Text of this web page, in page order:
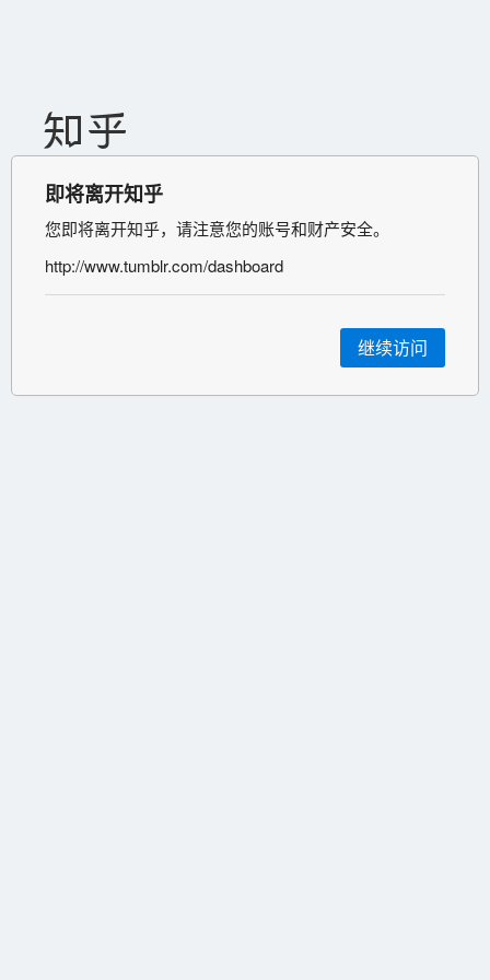
即将离开知乎
您即将离开知乎，请注意您的账号和财产安全。
http://www.tumblr.com/dashboard
继续访问